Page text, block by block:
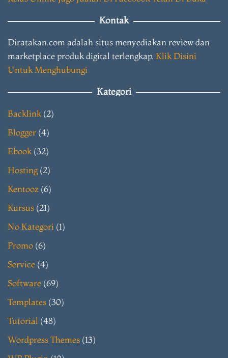
Kontak
Diratakan.com adalah situs menyediakan review dan
marketplace produk digital terlengkap. Klik Disini
Untuk Menghubungi
Kategori
Backlink (2)
Blogger (4)
Ebook (32)
Hosting(2)
Kentooz (6)
Kursus (21)
No Kategori (1)
Promo (6)
Service (4)
Software (69)
Templates (30)
Tutorial (48)
Wordpress Themes (13)